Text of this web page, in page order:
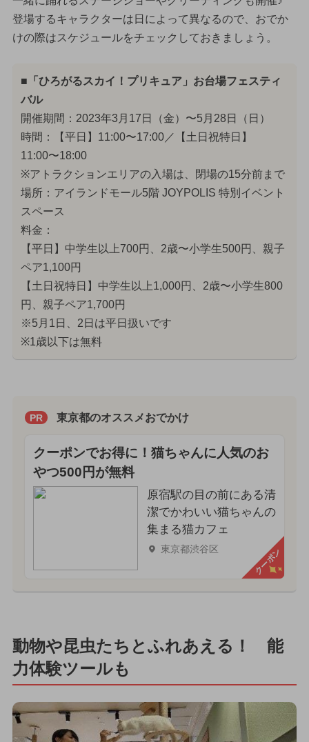
登場するキャラクターは日によって異なるので、おでか
けの際はスケジュールをチェックしておきましょう。
■「ひろがるスカイ！プリキュア」お台場フェスティ
バル
開催期間：2023年3月17日（金）〜5月28日（日）
時間：【平日】11:00〜17:00／【土日祝特日】
11:00〜18:00
※アトラクションエリアの入場は、閉場の15分前まで
場所：アイランドモール5階 JOYPOLIS 特別イベント
スペース
料金：
【平日】中学生以上700円、2歳〜小学生500円、親子
ペア1,100円
【土日祝特日】中学生以上1,000円、2歳〜小学生800
円、親子ペア1,700円
※5月1日、2日は平日扱いです
※1歳以下は無料
PR 東京都のオススメおでかけ
クーポンでお得に！猫ちゃんに人気のお
やつ500円が無料
原宿駅の目の前にある清
潔でかわいい猫ちゃんの
集まる猫カフェ
東京都渋谷区 クーポン
動物や昆虫たちとふれあえる！ 能
力体験ツールも